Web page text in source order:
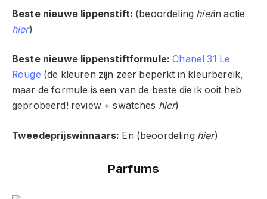
Beste nieuwe lippenstift: (beoordeling hierin actie
hier)
Beste nieuwe lippenstiftformule: Chanel 31 Le
Rouge (de kleuren zijn zeer beperkt in kleurbereik,
maar de formule is een van de beste die ik ooit heb
geprobeerd! review + swatches hier)
Tweedeprijswinnaars: En (beoordeling hier)
Parfums